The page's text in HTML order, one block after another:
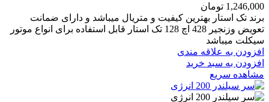
1,246,000 تومان
برند تک استار بهترین کیفیت و متریال میباشد و دارای ضمانت
تعویض وزنجیر 428 اچ 128 تک استار قابل استفاده برای انواع موتور
سیکلت میباشد
افزودن به علاقه مندی
افزودن به سبد خرید
مشاهده سریع